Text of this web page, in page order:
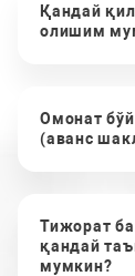
Қандай
олишим
Омонат
(аванс
Тижорат
қандай
мумкин?